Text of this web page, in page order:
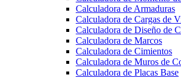
Calculadora de Armaduras
Calculadora de Cargas de
Calculadora de Diseño de
Calculadora de Marcos
Calculadora de Cimientos
Calculadora de Muros de
Calculadora de Placas Base